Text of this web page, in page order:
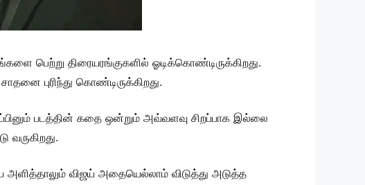
பெற்று திரையரங்குகளில் ஓடிக்கொண்டிருக்கிறது.
புரிந்து கொண்டிருக்கிறது.
படத்தின் கதை ஒன்றும் அவ்வளவு சிறப்பாக இல்லை
அளித்தாலும் விஜய் அதையெல்லாம் விடுத்து அடுத்த